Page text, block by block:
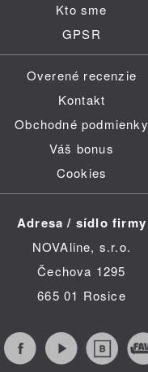
Kto sme
GPSR
Overené recenzie
Kontakt
Obchodné podmienky
Váš bonus
Cookies
Adresa / sídlo firmy
NOVAline, s.r.o.
Čechova 1295
665 01 Rosice